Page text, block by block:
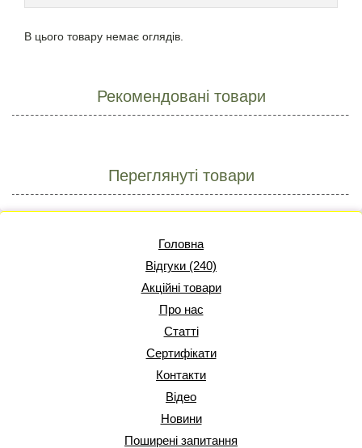
В цього товару немає оглядів.
Рекомендовані товари
Переглянуті товари
Головна
Відгуки (240)
Акційні товари
Про нас
Статті
Сертифікати
Контакти
Відео
Новини
Поширені запитання